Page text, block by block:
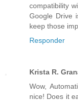
compatibility
Google Drive
keep those
Responder
Krista R.
Wow,
nice! Does it